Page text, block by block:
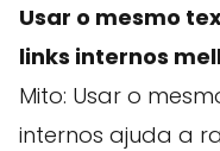
Usar o mesmo
links internos
Mito: Usar o
internos ajuda a